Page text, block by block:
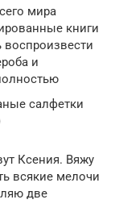
мира
книги
и
салфетки
Ксения. Вяжу
всякие мелочи
две